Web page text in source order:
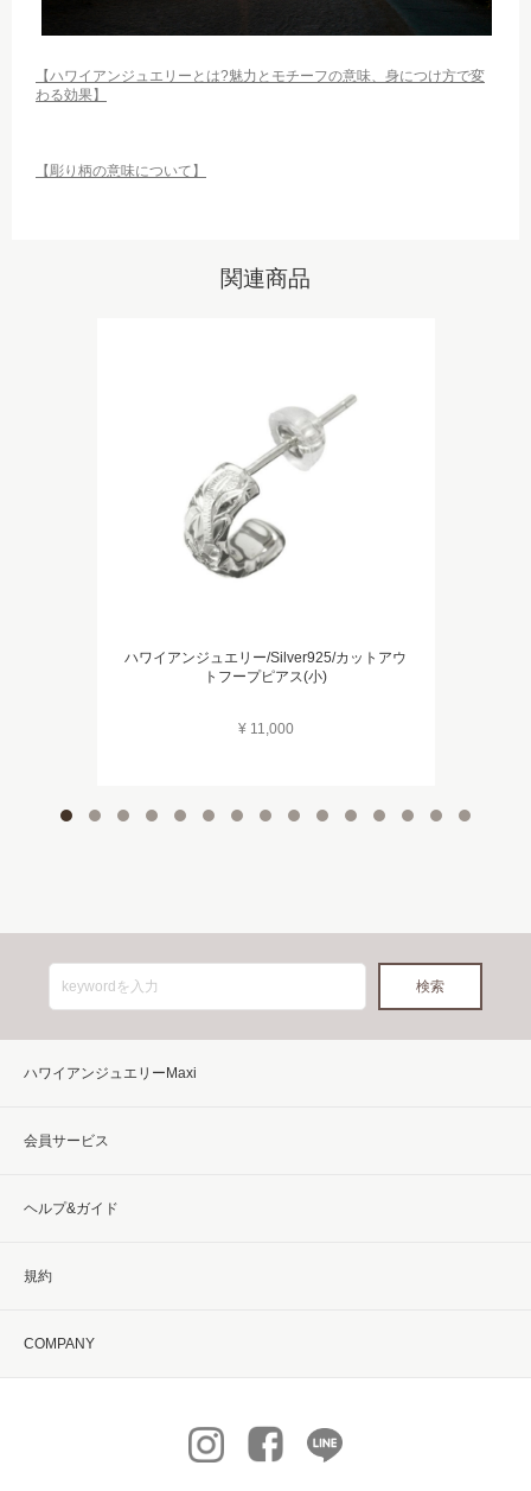
【ハワイアンジュエリーとは?魅力とモチーフの意味、身につけ方で変
わる効果】
【彫り柄の意味について】
関連商品
ハワイアンジュエリー/Silver925/カットアウ
トフープピアス(小)
¥ 11,000
ハワイアンジュエリーMaxi
会員サービス
ヘルプ&ガイド
規約
COMPANY